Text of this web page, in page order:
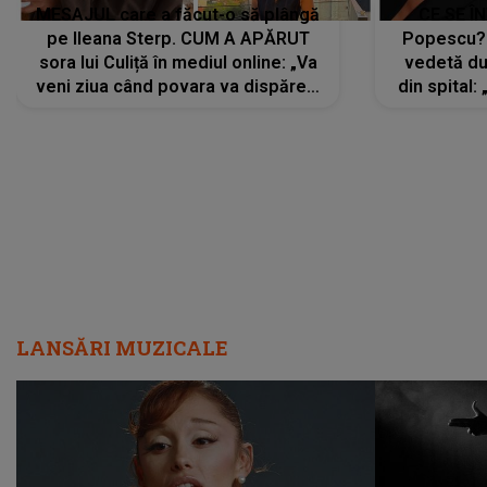
MESAJUL care a făcut-o să plângă
pe Ileana Sterp. CUM A APĂRUT
sora lui Culiță în mediul online: „Va
veni ziua când povara va dispărea,
vedetă
din spital:
LANSĂRI MUZICALE